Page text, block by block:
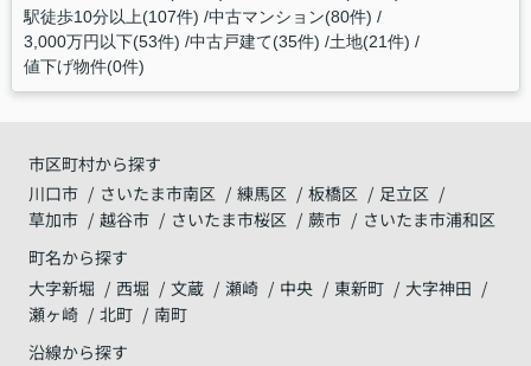
駅徒歩10分以上(107件) 中古マンション(80件)
3,000万円以下(53件) 中古戸建て(35件) 土地(21件)
値下げ物件(0件)
市区町村から探す
川口市
さいたま市南区 練馬区 板橋区
足立区
草加市
越谷市 さいたま市桜区 蕨市
さいたま市浦和区
町名から探す
大字新堀
西堀 文蔵 瀬崎 中央 東新町
大字神田
瀬ヶ崎
北町
南町
沿線から探す